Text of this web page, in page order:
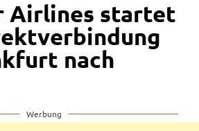
Airlines startet
nach
Werbung